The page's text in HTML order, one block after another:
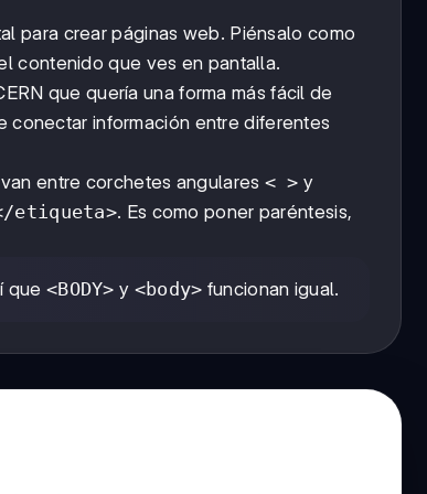
para crear páginas web. Piénsalo como
contenido que ves en pantalla.
que quería una forma más fácil de
conectar información entre diferentes
entre corchetes angulares < > y
etiqueta>. Es como poner paréntesis,
que <BODY> y <body> funcionan igual.